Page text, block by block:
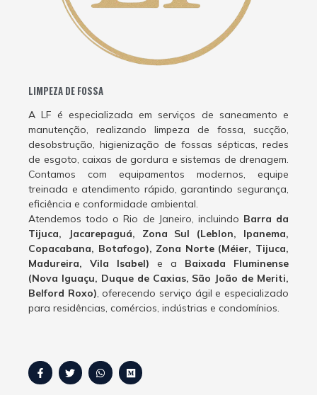
LIMPEZA DE FOSSA
A LF é especializada em serviços de saneamento e
manutenção, realizando limpeza de fossa, sucção,
desobstrução, higienização de fossas sépticas, redes
de esgoto, caixas de gordura e sistemas de drenagem.
Contamos com equipamentos modernos, equipe
treinada e atendimento rápido, garantindo segurança,
eficiência e conformidade ambiental.
Atendemos todo o Rio de Janeiro, incluindo Barra da
Tijuca, Jacarepaguá, Zona Sul (Leblon, Ipanema,
Copacabana, Botafogo), Zona Norte (Méier, Tijuca,
Madureira, Vila Isabel) e a Baixada Fluminense
(Nova Iguaçu, Duque de Caxias, São João de Meriti,
Belford Roxo), oferecendo serviço ágil e especializado
para residências, comércios, indústrias e condomínios.